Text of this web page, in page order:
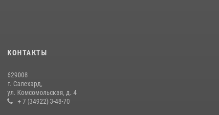
20 июля 2026, 09:03
КОНТАКТЫ
629008
г. Салехард,
ул. Комсомольская, д. 4
+ 7 (34922) 3-48-70